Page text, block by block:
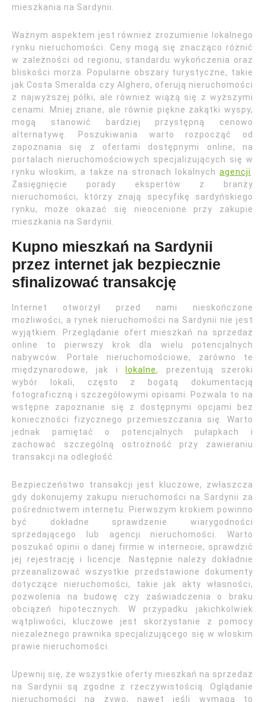
mieszkania na Sardynii.
Ważnym aspektem jest również zrozumienie lokalnego
rynku nieruchomości. Ceny mogą się znacząco różnić
w zależności od regionu, standardu wykończenia oraz
bliskości morza. Popularne obszary turystyczne, takie
jak Costa Smeralda czy Alghero, oferują nieruchomości
z najwyższej półki, ale również wiążą się z wyższymi
cenami. Mniej znane, ale równie piękne zakątki wyspy,
mogą stanowić bardziej przystępną cenowo
alternatywę. Poszukiwania warto rozpocząć od
zapoznania się z ofertami dostępnymi online, na
portalach nieruchomościowych specjalizujących się w
rynku włoskim, a także na stronach lokalnych agencji
Zasięgnięcie porady ekspertów z branży
nieruchomości, którzy znają specyfikę sardyńskiego
rynku, może okazać się nieocenione przy zakupie
mieszkania na Sardynii.
Kupno mieszkań na Sardynii
przez internet jak bezpiecznie
sfinalizować transakcję
Internet otworzył przed nami nieskończone
możliwości, a rynek nieruchomości na Sardynii nie jest
wyjątkiem. Przeglądanie ofert mieszkań na sprzedaż
online to pierwszy krok dla wielu potencjalnych
nabywców. Portale nieruchomościowe, zarówno te
międzynarodowe, jak i
lokalne, prezentują szeroki
wybór lokali, często z bogatą dokumentacją
fotograficzną i szczegółowymi opisami. Pozwala to na
wstępne zapoznanie się z dostępnymi opcjami bez
konieczności fizycznego przemieszczania się. Warto
jednak pamiętać o potencjalnych pułapkach i
zachować szczególną ostrożność przy zawieraniu
transakcji na odległość.
Bezpieczeństwo transakcji jest kluczowe, zwłaszcza
gdy dokonujemy zakupu nieruchomości na Sardynii za
pośrednictwem internetu. Pierwszym krokiem powinno
być dokładne sprawdzenie wiarygodności
sprzedającego lub agencji nieruchomości. Warto
poszukać opinii o danej firmie w internecie, sprawdzić
jej rejestrację i licencje. Następnie należy dokładnie
przeanalizować wszystkie przedstawione dokumenty
dotyczące nieruchomości, takie jak akty własności,
pozwolenia na budowę czy zaświadczenia o braku
obciążeń hipotecznych. W przypadku jakichkolwiek
wątpliwości, kluczowe jest skorzystanie z pomocy
niezależnego prawnika specjalizującego się w włoskim
prawie nieruchomości.
Upewnij się, że wszystkie oferty mieszkań na sprzedaż
na Sardynii są zgodne z rzeczywistością. Oglądanie
nieruchomości na żywo, nawet jeśli wymaga to